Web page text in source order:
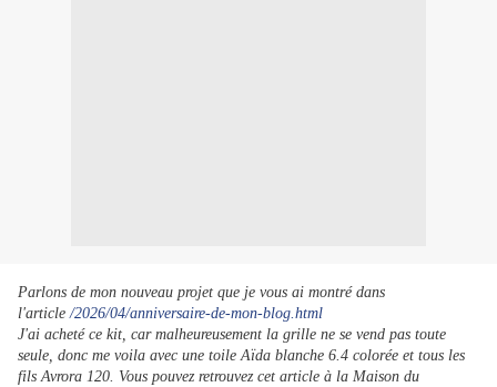
Parlons de mon nouveau projet que je vous ai montré dans
l'article/2026/04/anniversaire-de-mon-blog.html
J'ai acheté ce kit, car malheureusement la grille ne se vend pas toute
seule, donc me voila avec une toile Aïda blanche 6.4 colorée et tous les
fils Avrora 120. Vous pouvez retrouvez cet article à la Maison du